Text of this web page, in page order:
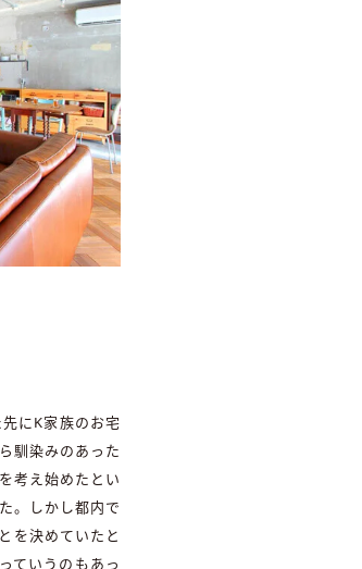
にK家族のお宅
馴染みのあった
考え始めたとい
。しかし都内で
を決めていたと
ていうのもあっ